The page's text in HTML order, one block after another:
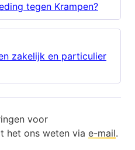
tegen Krampen?
zakelijk en particulier
voor
het ons weten via e-mail.